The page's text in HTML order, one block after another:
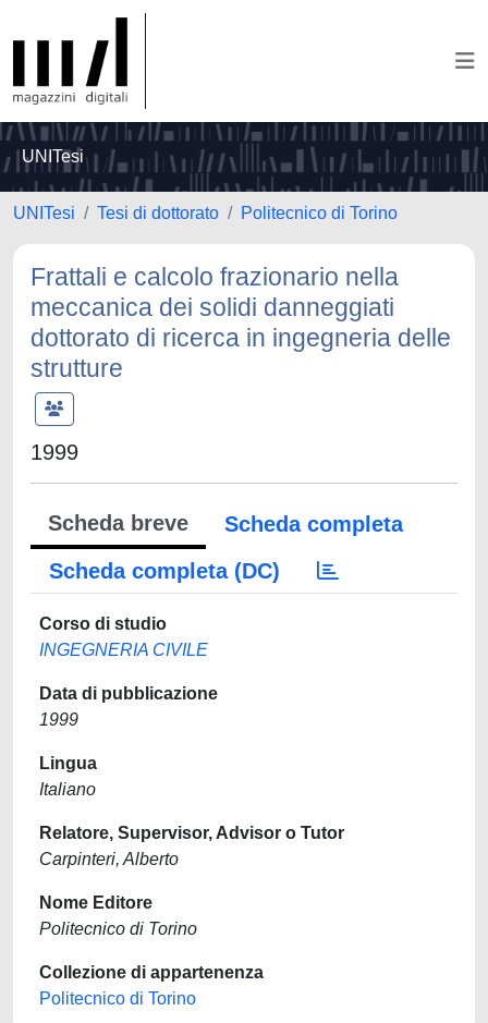
UNITesi
UNITesi Tesi di dottorato Politecnico di Torino
Frattali e calcolo frazionario nella
meccanica dei solidi danneggiati
dottorato di ricerca in ingegneria delle
strutture
1999
Scheda breve
Scheda completa
Scheda completa (DC)
Corso di studio
INGEGNERIA CIVILE
Data di pubblicazione
1999
Lingua
Italiano
Relatore, Supervisor, Advisor o Tutor
Carpinteri, Alberto
Nome Editore
Politecnico di Torino
Collezione di appartenenza
Politecnico di Torino